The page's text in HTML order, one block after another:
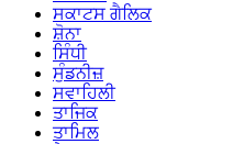
ਸਕਾਟਸ ਗੈਲਿਕ
ਸ਼ੋਨਾ
ਸਿੰਧੀ
ਸੁੰਡਨੀਜ਼
ਸਵਾਹਿਲੀ
ਤਾਜਿਕ
ਤਾਮਿਲ